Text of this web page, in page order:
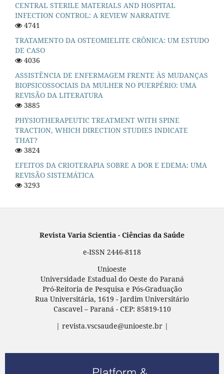
CENTRAL STERILE MATERIALS AND HOSPITAL
INFECTION CONTROL: A REVIEW NARRATIVE
4741
TRATAMENTO DA OSTEOMIELITE CRÔNICA: UM ESTUDO
DE CASO
4036
ASSISTÊNCIA DE ENFERMAGEM FRENTE ÀS MUDANÇAS
BIOPSICOSSOCIAIS DA MULHER NO PUERPÉRIO: UMA
REVISÃO DA LITERATURA
3885
PHYSIOTHERAPEUTIC TREATMENT WITH SPINE
TRACTION, WHICH DIRECTION STUDIES INDICATE
THAT?
3824
EFEITOS DA CRIOTERAPIA SOBRE A DOR E EDEMA: UMA
REVISÃO SISTEMÁTICA
3293
Revista Varia Scientia - Ciências da Saúde
e-ISSN 2446-8118
Unioeste
Universidade Estadual do Oeste do Paraná
Pró-Reitoria de Pesquisa e Pós-Graduação
Rua Universitária, 1619 - Jardim Universitário
Cascavel – Paraná - CEP: 85819-110
| revista.vscsaude@unioeste.br |